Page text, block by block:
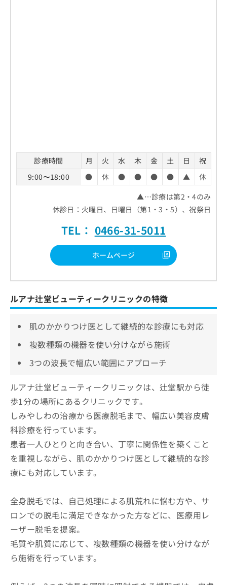
診療時間 月 火 水 木 金 土 日
祝
9:00〜18:00
● 休 ● ● ● ● ▲
休
▲…診療は第2・4のみ
休診日：火曜日、日曜日（第1・3・5）、祝祭日
TEL： 0466-31-5011
ホームページ
ルアナ辻堂ビューティークリニックの特徴
肌のかかりつけ医として継続的な診療にも対応
複数種類の機器を使い分けながら施術
3つの波長で幅広い範囲にアプローチ
ルアナ辻堂ビューティークリニックは、辻堂駅から徒
歩1分の場所にあるクリニックです。
しみやしわの治療から医療脱毛まで、幅広い美容皮膚
科診療を行っています。
患者一人ひとりと向き合い、丁寧に関係性を築くこと
を重視しながら、肌のかかりつけ医として継続的な診
療にも対応しています。
全身脱毛では、自己処理による肌荒れに悩む方や、サ
ロンでの脱毛に満足できなかった方などに、医療用レ
ーザー脱毛を提案。
毛質や肌質に応じて、複数種類の機器を使い分けなが
ら施術を行っています。